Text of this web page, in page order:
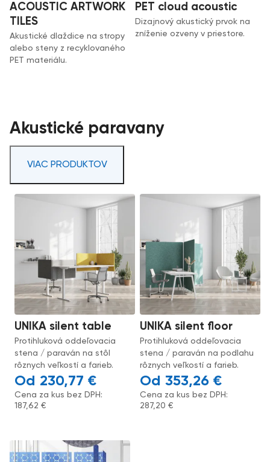
ACOUSTIC ARTWORK
TILES
Akustické dlaždice na stropy
alebo steny z recyklovaného
PET materiálu.
PET cloud acoustic
Dizajnový akustický prvok na
zníženie ozveny v priestore.
Akustické paravany
VIAC PRODUKTOV
UNIKA silent table
Protihluková oddeľovacia
stena / paraván na stôl
rôznych veľkostí a farieb.
230,77 €
Cena za kus bez DPH:
187,62€
UNIKA silent floor
Protihluková oddeľovacia
stena / paraván na podlahu
rôznych veľkostí a farieb.
353,26 €
Cena za kus bez DPH:
287,20€